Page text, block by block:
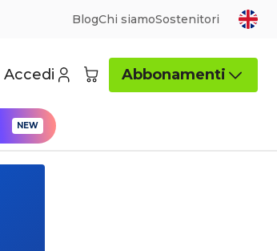
BlogChi siamoSostenitori
Accedi Abbonamenti